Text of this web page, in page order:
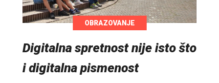
OBRAZOVANJE
Digitalna spretnost nije isto što
i digitalna pismenost